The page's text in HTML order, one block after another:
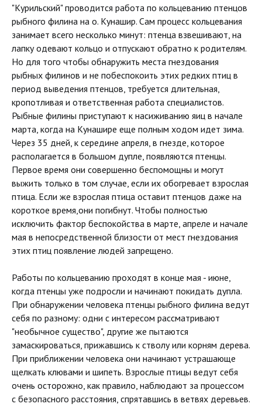
"Курильский" проводится работа по кольцеванию птенцов
рыбного филина на о. Кунашир. Сам процесс кольцевания
занимает всего несколько минут: птенца взвешивают, на
лапку одевают кольцо и отпускают обратно к родителям.
Но для того чтобы обнаружить места гнездования
рыбных филинов и не побеспокоить этих редких птиц в
период выведения птенцов, требуется длительная,
кропотливая и ответственная работа специалистов.
Рыбные филины приступают к насиживанию яиц в начале
марта, когда на Кунашире еще полным ходом идет зима.
Через 35 дней, к середине апреля, в гнезде, которое
располагается в большом дупле, появляются птенцы.
Первое время они совершенно беспомощны и могут
выжить только в том случае, если их обогревает взрослая
птица. Если же взрослая птица оставит птенцов даже на
короткое время,они погибнут. Чтобы полностью
исключить фактор беспокойства в марте, апреле и начале
мая в непосредственной близости от мест гнездования
этих птиц появление людей запрещено.
Работы по кольцеванию проходят в конце мая - июне,
когда птенцы уже подросли и начинают покидать дупла.
При обнаружении человека птенцы рыбного филина ведут
себя по разному: одни с интересом рассматривают
"необычное существо", другие же пытаются
замаскироваться, прижавшись к стволу или корням дерева.
При приближении человека они начинают устрашающе
щелкать клювами и шипеть. Взрослые птицы ведут себя
очень осторожно, как правило, наблюдают за процессом
с безопасного расстояния, спрятавшись в ветвях деревьев.